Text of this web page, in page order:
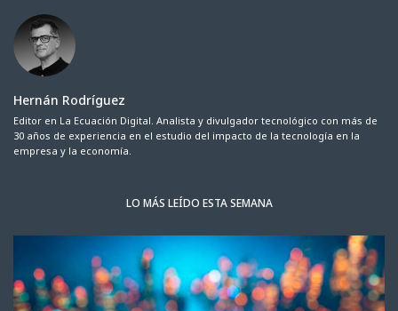
Hernán Rodríguez
Editor en La Ecuación Digital. Analista y divulgador tecnológico con más de
30 años de experiencia en el estudio del impacto de la tecnología en la
empresa y la economía.
LO MÁS LEÍDO ESTA SEMANA